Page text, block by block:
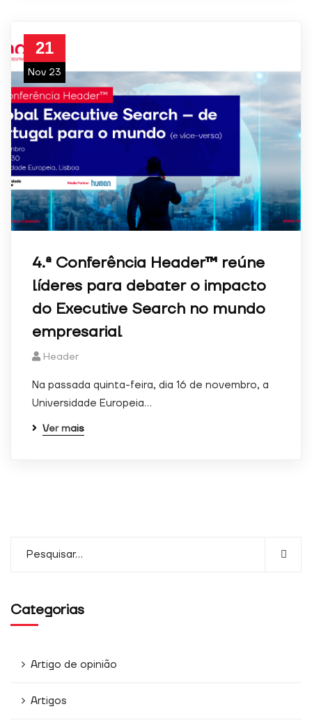
21
Nov 23
4.ª Conferência Header™ reúne
líderes para debater o impacto
do Executive Search no mundo
empresarial
Header
Na passada quinta-feira, dia 16 de novembro, a
Universidade Europeia…
Ver mais
Categorias
Artigo de opinião
Artigos
forma como o
sítio Web é
utilizado.
Experiência
Para que o
nosso sítio
Web tenha o
melhor
desempenho
possível
durante a sua
visita. Se
algumas
funcionalidades
desaparecerão
do sítio Web.
Marketing
seus interesses
comportamento
quando visita o
nosso site,